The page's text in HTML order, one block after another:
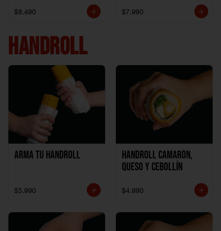
$8.490 $7.990
HANDROLL
Arma tu handroll
$5.990
Handroll Camarón,
Queso y Cebollín
$4.990